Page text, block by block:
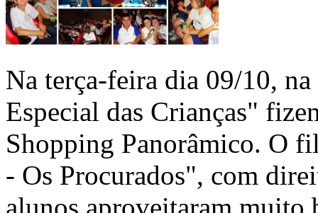
Na terça-feira dia 09/10,
Especial das Crianças"
Shopping Panorâmico. O
- Os Procurados", com
alunos aproveitaram muito